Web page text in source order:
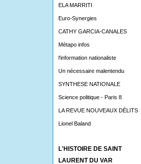
ELA MARRITI
Euro-Synergies
CATHY GARCIA-CANALES
Métapo infos
l'information nationaliste
Un nécessaire malentendu
SYNTHESE NATIONALE
Science politique - Paris 8
LA REVUE NOUVEAUX DÉLITS
Lionel Baland
L'HISTOIRE DE SAINT
LAURENT DU VAR